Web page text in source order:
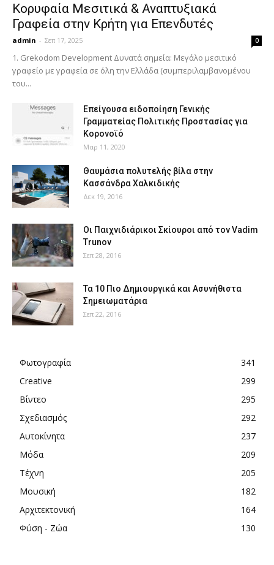
Κορυφαία Μεσιτικά & Αναπτυξιακά
Γραφεία στην Κρήτη για Επενδυτές
admin - Σεπ 17, 2025 0
1. Grekodom Development Δυνατά σημεία: Μεγάλο μεσιτικό
γραφείο με γραφεία σε όλη την Ελλάδα (συμπεριλαμβανομένου
του...
Επείγουσα ειδοποίηση Γενικής
Γραμματείας Πολιτικής Προστασίας για
Κορονοϊό
Μαρ 11, 2020
Θαυμάσια πολυτελής βίλα στην
Κασσάνδρα Χαλκιδικής
Δεκ 19, 2016
Οι Παιχνιδιάρικοι Σκίουροι από τον Vadim
Trunov
Σεπ 28, 2016
Τα 10 Πιο Δημιουργικά και Ασυνήθιστα
Σημειωματάρια
Σεπ 22, 2016
Φωτογραφία
341
Creative
299
Βίντεο
295
Σχεδιασμός
292
Αυτοκίνητα
237
Μόδα
209
Τέχνη
205
Μουσική
182
Αρχιτεκτονική
164
Φύση - Ζώα
130